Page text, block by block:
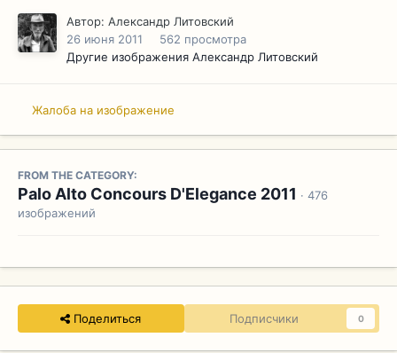
Автор: Александр Литовский
26 июня 2011
562 просмотра
Другие изображения Александр Литовский
Жалоба на изображение
FROM THE CATEGORY:
Palo Alto Concours D'Elegance 2011 · 476
изображений
Поделиться Подписчики 0